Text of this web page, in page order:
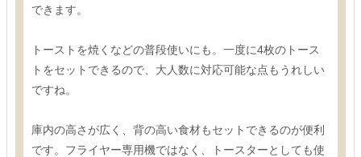
できます。
トーストを焼くなどの普段使いにも。一度に4枚のトース
トをセットできるので、大人数に対応可能な点もうれしい
ですね。
庫内の高さが広く、背の高い食材もセットできるのが便利
です。フライヤー専用機ではなく、トースターとしても使